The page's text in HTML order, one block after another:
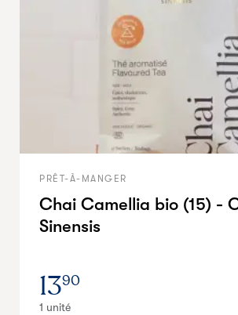
PRÊT-À-MANGER
Chai Camellia bio (15) -
Sinensis
1390
1 unité